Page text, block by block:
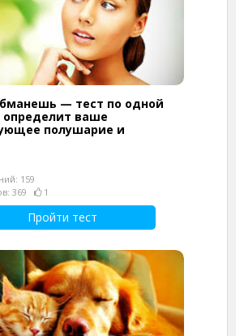
— тест по одной
определит ваше
полушарие и
159
369
1
Пройти тест